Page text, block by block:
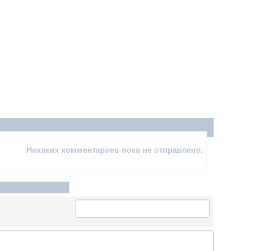
Никаких комментариев пока не отправлено.